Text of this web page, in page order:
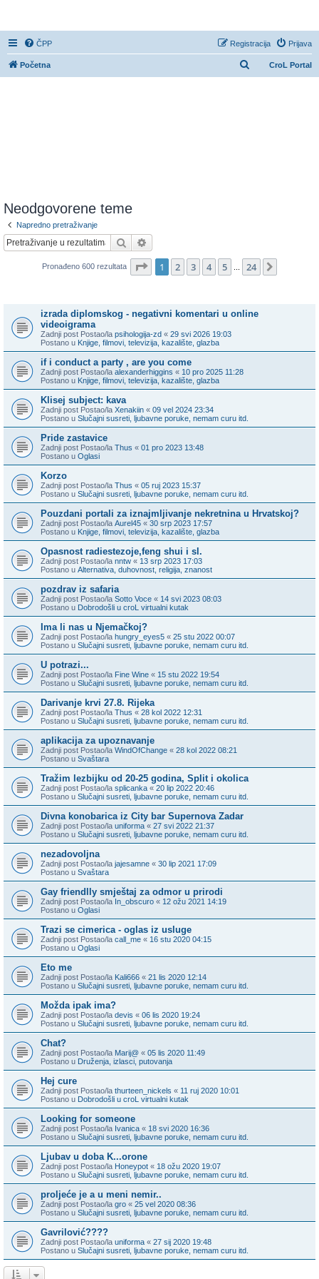
ČPP Prijava
Registracija
CroL Portal
Početna
Neodgovorene teme
Napredno pretraživanje
Pretražnik
Pronađeno 600 rezultata Stranica: 1/ 24.
1 2 3 4 5 24
izrada diplomskog - negativni komentari u online
videoigrama
Zadnji post Postao/la psihologija-zd « 29 svi 2026 19:03
Postano u Knjige, filmovi, televizija, kazalište, glazba
if i conduct a party , are you come
Zadnji post Postao/la alexanderhiggins « 10 pro 2025 11:28
Postano u Knjige, filmovi, televizija, kazalište, glazba
Klisej subject: kava
Zadnji post Postao/la Xenakiin « 09 vel 2024 23:34
Postano u Slučajni susreti, ljubavne poruke, nemam curu itd.
Pride zastavice
Zadnji post Postao/la Thus « 01 pro 2023 13:48
Postano u Oglasi
Korzo
Zadnji post Postao/la Thus « 05 ruj 2023 15:37
Postano u Slučajni susreti, ljubavne poruke, nemam curu itd.
Pouzdani portali za iznajmljivanje nekretnina u Hrvatskoj?
Zadnji post Postao/la Aurel45 « 30 srp 2023 17:57
Postano u Knjige, filmovi, televizija, kazalište, glazba
Opasnost radiestezoje,feng shui i sl.
Zadnji post Postao/la nntw « 13 srp 2023 17:03
Postano u Alternativa, duhovnost, religija, znanost
pozdrav iz safaria
Zadnji post Postao/la Sotto Voce « 14 svi 2023 08:03
Postano u Dobrodošli u croL virtualni kutak
Ima li nas u Njemačkoj?
Zadnji post Postao/la hungry_eyes5 « 25 stu 2022 00:07
Postano u Slučajni susreti, ljubavne poruke, nemam curu itd.
U potrazi...
Zadnji post Postao/la Fine Wine « 15 stu 2022 19:54
Postano u Slučajni susreti, ljubavne poruke, nemam curu itd.
Darivanje krvi 27.8. Rijeka
Zadnji post Postao/la Thus « 28 kol 2022 12:31
Postano u Slučajni susreti, ljubavne poruke, nemam curu itd.
aplikacija za upoznavanje
Zadnji post Postao/la WindOfChange « 28 kol 2022 08:21
Postano u Svaštara
Tražim lezbijku od 20-25 godina, Split i okolica
Zadnji post Postao/la splicanka « 20 lip 2022 20:46
Postano u Slučajni susreti, ljubavne poruke, nemam curu itd.
Divna konobarica iz City bar Supernova Zadar
Zadnji post Postao/la uniforma « 27 svi 2022 21:37
Postano u Slučajni susreti, ljubavne poruke, nemam curu itd.
nezadovoljna
Zadnji post Postao/la jajesamne « 30 lip 2021 17:09
Postano u Svaštara
Gay friendlly smještaj za odmor u prirodi
Zadnji post Postao/la In_obscuro « 12 ožu 2021 14:19
Postano u Oglasi
Trazi se cimerica - oglas iz usluge
Zadnji post Postao/la call_me « 16 stu 2020 04:15
Postano u Oglasi
Eto me
Zadnji post Postao/la Kali666 « 21 lis 2020 12:14
Postano u Slučajni susreti, ljubavne poruke, nemam curu itd.
Možda ipak ima?
Zadnji post Postao/la devis « 06 lis 2020 19:24
Postano u Slučajni susreti, ljubavne poruke, nemam curu itd.
Chat?
Zadnji post Postao/la Marij@ « 05 lis 2020 11:49
Postano u Druženja, izlasci, putovanja
Hej cure
Zadnji post Postao/la thurteen_nickels « 11 ruj 2020 10:01
Postano u Dobrodošli u croL virtualni kutak
Looking for someone
Zadnji post Postao/la Ivanica « 18 svi 2020 16:36
Postano u Slučajni susreti, ljubavne poruke, nemam curu itd.
Ljubav u doba K...orone
Zadnji post Postao/la Honeypot « 18 ožu 2020 19:07
Postano u Slučajni susreti, ljubavne poruke, nemam curu itd.
proljeće je a u meni nemir..
Zadnji post Postao/la gro « 25 vel 2020 08:36
Postano u Slučajni susreti, ljubavne poruke, nemam curu itd.
Gavrilović????
Zadnji post Postao/la uniforma « 27 sij 2020 19:48
Postano u Slučajni susreti, ljubavne poruke, nemam curu itd.